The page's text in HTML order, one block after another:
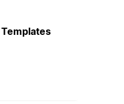
Templates